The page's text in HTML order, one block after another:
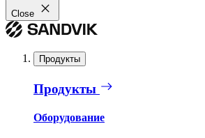
Close
Продукты
Продукты
Оборудование